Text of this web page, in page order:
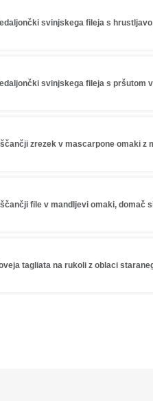
svinjskega fileja s
svinjskega fileja s pršutom
zrezek v mascarpone omaki z
file v mandljevi omaki, domač
tagliata na rukoli z oblaci